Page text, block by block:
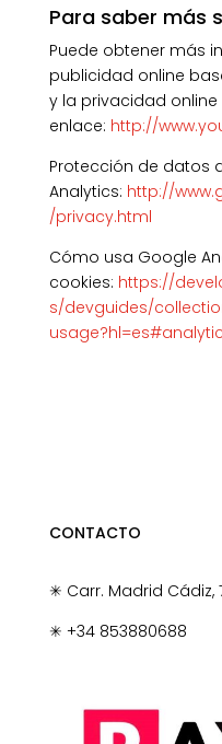
Para saber más
Puede obtener más
publicidad online
y la privacidad online
enlace: http://
Protección de datos
Analytics: http://
/privacy.html
Cómo usa Google
cookies: https://
s/devguides/
CONTACTO
✳ Carr. Madrid Cádiz,
✳ +34 853880688